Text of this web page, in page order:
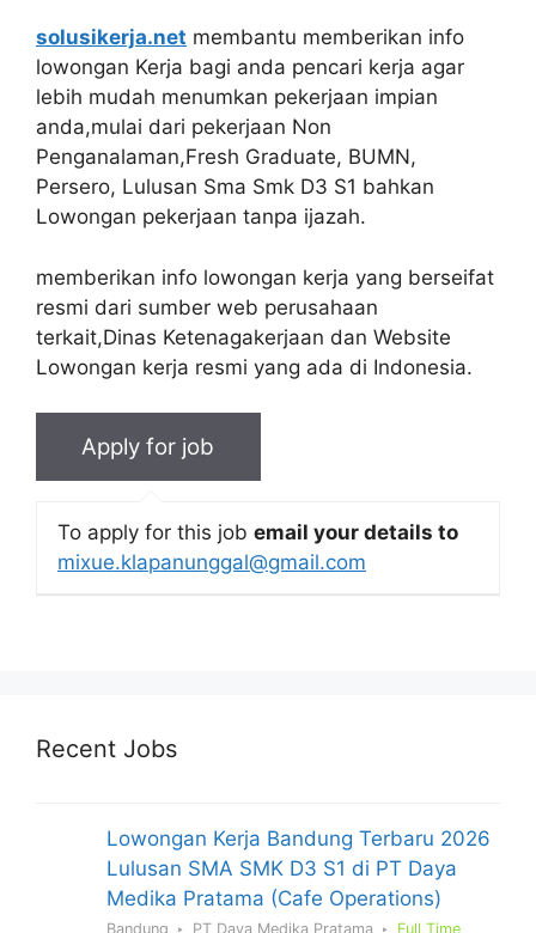
solusikerja.net membantu memberikan info
lowongan Kerja bagi anda pencari kerja agar
lebih mudah menumkan pekerjaan impian
anda,mulai dari pekerjaan Non
Penganalaman,Fresh Graduate, BUMN,
Persero, Lulusan Sma Smk D3 S1 bahkan
Lowongan pekerjaan tanpa ijazah.
memberikan info lowongan kerja yang berseifat
resmi dari sumber web perusahaan
terkait,Dinas Ketenagakerjaan dan Website
Lowongan kerja resmi yang ada di Indonesia.
To apply for this job email your details to
mixue.klapanunggal@gmail.com
Recent Jobs
Lowongan Kerja Bandung Terbaru 2026
Lulusan SMA SMK D3 S1 di PT Daya
Medika Pratama (Cafe Operations)
Bandung PT Daya Medika Pratama Full Time